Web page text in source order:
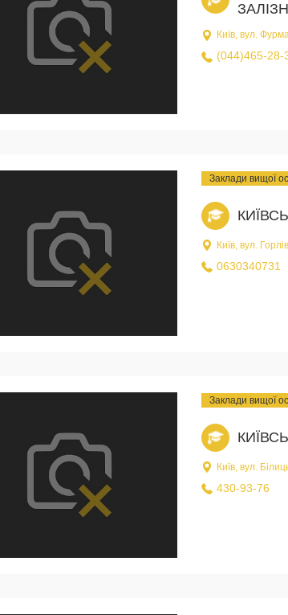
Київ, вул.
(044)465-28-
Заклади вищої
Київ, вул.
0630340731
Заклади вищої
Київ, вул.
430-93-76